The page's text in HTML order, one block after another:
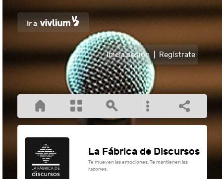
Inicia sesión Regístrate
La Fábrica de Discursos
Te mueven las emociones. Te mantienen las
razones.